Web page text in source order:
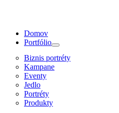
Domov
Portfólio
Biznis portréty
Kampane
Eventy
Jedlo
Portréty
Produkty